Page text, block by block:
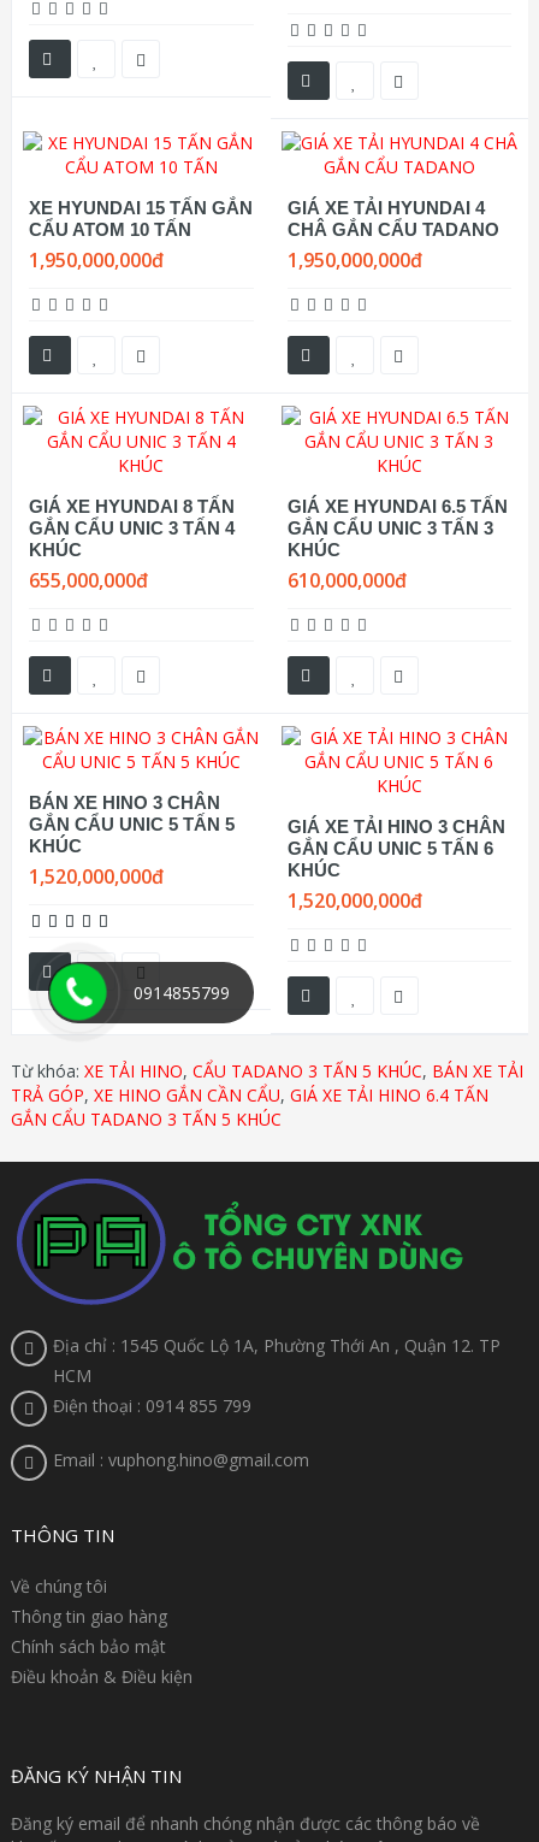
XE HYUNDAI 15 TẤN GẮN
CẨU ATOM 10 TẤN
1,950,000,000đ
GIÁ XE TẢI HYUNDAI 4
CHÂ GẮN CẨU TADANO
1,950,000,000đ
GIÁ XE HYUNDAI 8 TẤN
GẮN CẨU UNIC 3 TẤN 4
KHÚC
655,000,000đ
GIÁ XE HYUNDAI 6.5 TẤN
GẮN CẨU UNIC 3 TẤN 3
KHÚC
610,000,000đ
BÁN XE HINO 3 CHÂN
GẮN CẨU UNIC 5 TẤN 5
KHÚC
1,520,000,000đ
GIÁ XE TẢI HINO 3 CHÂN
GẮN CẨU UNIC 5 TẤN 6
KHÚC
1,520,000,000đ
Từ khóa: XE TẢI HINO, CẨU TADANO 3 TẤN 5 KHÚC, BÁN XE TẢI
TRẢ GÓP, XE HINO GẮN CẦN CẨU, GIÁ XE TẢI HINO 6.4 TẤN
GẮN CẨU TADANO 3 TẤN 5 KHÚC
Địa chỉ : 1545 Quốc Lộ 1A, Phường Thới An , Quận 12. TP
HCM
Điện thoại : 0914 855 799
Email : vuphong.hino@gmail.com
THÔNG TIN
Về chúng tôi
Thông tin giao hàng
Chính sách bảo mật
Điều khoản & Điều kiện
ĐĂNG KÝ NHẬN TIN
Đăng ký email để nhanh chóng nhận được các thông báo về
0914855799